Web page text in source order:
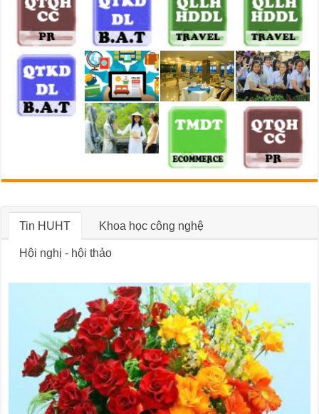
Tin HUHT Khoa học công nghệ
Hội nghị - hội thảo